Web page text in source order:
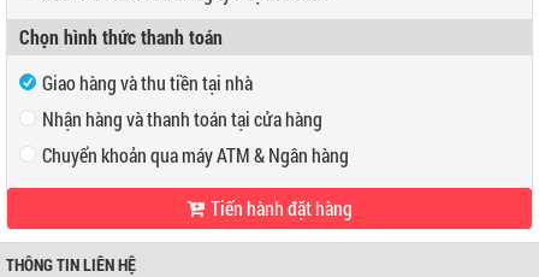
Mã số thuế
Địa chỉ
Chọn hình thức thanh toán
Giao hàng và thu tiền tại nhà
Nhận hàng và thanh toán tại cửa hàng
Địa chỉ:466 Tân Kỳ Tân Quý, P Tân Quý, Q Tân Phú, TPHCM
Điện thoại:
Chuyển khoản qua máy ATM & Ngân hàng
Tiến hành đặt hàng
THÔNG TIN LIÊN HỆ